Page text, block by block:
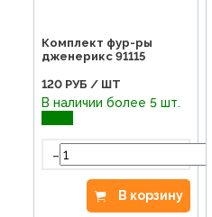
Комплект фур-ры
дженерикс 91115
120 РУБ / ШТ
В наличии более 5 шт.
-
В корзину